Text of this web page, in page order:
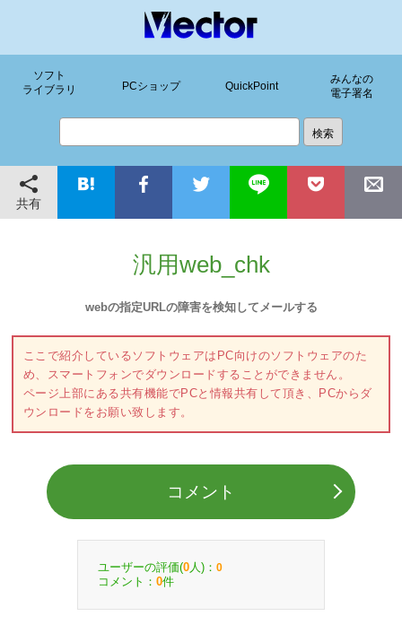
ソフト
ライブラリ
PCショップ QuickPoint
みんなの
電子署名
共有
汎用web_chk
webの指定URLの障害を検知してメールする
ここで紹介しているソフトウェアはPC向けのソフトウェアのた
め、スマートフォンでダウンロードすることができません。
ページ上部にある共有機能でPCと情報共有して頂き、PCからダ
ウンロードをお願い致します。
コメント
ユーザーの評価(0 人)： 0
コメント： 0件